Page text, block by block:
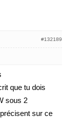
#132189
que tu dois
sous 2
sur ce